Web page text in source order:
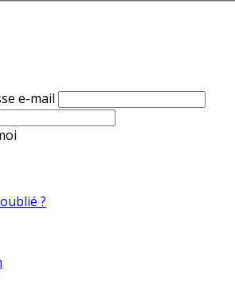
e-mail
?